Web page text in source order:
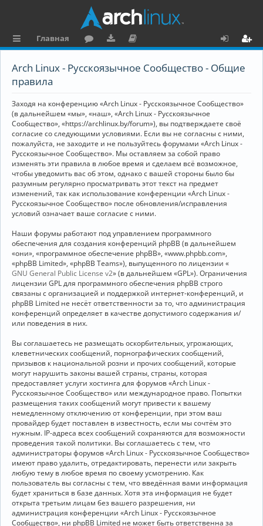
ы
к
и
Главная
ру
ру
и
ку
е
н
та
ц
и
я
о
Arch Linux - Русскоязычное Сообщество - Общие
правила
Заходя на конференцию «Arch Linux - Русскоязычное Сообщество»
(в дальнейшем «мы», «наш», «Arch Linux - Русскоязычное
Сообщество», «https://archlinux.by/forum»), вы подтверждаете своё
согласие со следующими условиями. Если вы не согласны с ними,
пожалуйста, не заходите и не пользуйтесь форумами «Arch Linux -
Русскоязычное Сообщество». Мы оставляем за собой право
изменять эти правила в любое время и сделаем всё возможное,
чтобы уведомить вас об этом, однако с вашей стороны было бы
разумным регулярно просматривать этот текст на предмет
изменений, так как использование конференции «Arch Linux -
Русскоязычное Сообщество» после обновления/исправления
условий означает ваше согласие с ними.
Наши форумы работают под управлением программного
обеспечения для создания конференций phpBB (в дальнейшем
«они», «программное обеспечение phpBB», «www.phpbb.com»,
«phpBB Limited», «phpBB Teams»), выпущенного по лицензии «
GNU General Public License v2» (в дальнейшем «GPL»). Ограничения
лицензии GPL для программного обеспечения phpBB строго
связаны с организацией и поддержкой интернет-конференций, и
phpBB Limited не несёт ответственности за то, что администрация
конференций определяет в качестве допустимого содержания и/
или поведения в них.
Вы соглашаетесь не размещать оскорбительных, угрожающих,
клеветнических сообщений, порнографических сообщений,
призывов к национальной розни и прочих сообщений, которые
могут нарушить законы вашей страны, страны, которая
предоставляет услуги хостинга для форумов «Arch Linux -
Русскоязычное Сообщество» или международное право. Попытки
размещения таких сообщений могут привести к вашему
немедленному отключению от конференции, при этом ваш
провайдер будет поставлен в известность, если мы сочтём это
нужным. IP-адреса всех сообщений сохраняются для возможности
проведения такой политики. Вы соглашаетесь с тем, что
администраторы форумов «Arch Linux - Русскоязычное Сообщество»
имеют право удалить, отредактировать, перенести или закрыть
любую тему в любое время по своему усмотрению. Как
пользователь вы согласны с тем, что введённая вами информация
будет храниться в базе данных. Хотя эта информация не будет
открыта третьим лицам без вашего разрешения, ни
администрация конференции «Arch Linux - Русскоязычное
Сообщество», ни phpBB Limited не может быть ответственна за